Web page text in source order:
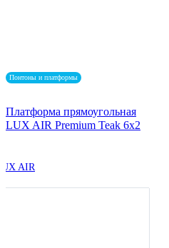
Понтоны и платформы
Платформа прямоугольная
LUX AIR Premium Teak 6x2
AIR